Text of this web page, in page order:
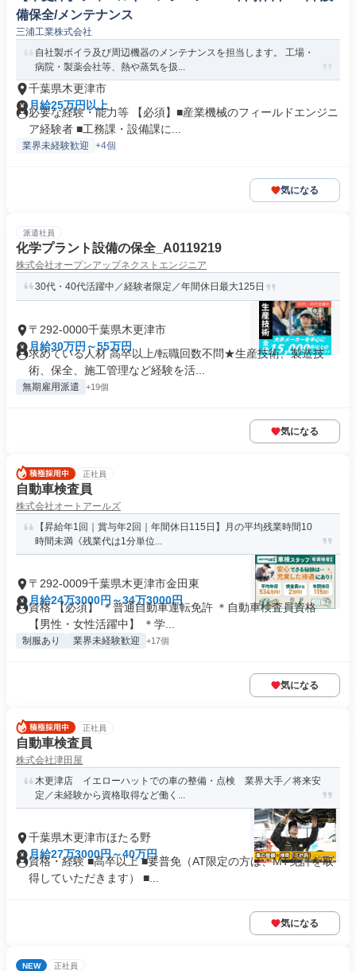
備保全/メンテナンス
三浦工業株式会社
自社製ボイラ及び周辺機器のメンテナンスを担当します。 工場・
病院・製薬会社等、熱や蒸気を扱...
千葉県木更津市
月給25万円以上
必要な経験・能力等 【必須】■産業機械のフィールドエンジニ
ア経験者 ■工務課・設備課に...
業界未経験歓迎 +4個
気になる
派遣社員
化学プラント設備の保全_A0119219
株式会社オープンアップネクストエンジニア
30代・40代活躍中／経験者限定／年間休日最大125日
〒292-0000千葉県木更津市
月給30万円～55万円
求めている人材 高卒以上/転職回数不問★生産技術、製造技
術、保全、施工管理など経験を活...
無期雇用派遣 +19個
気になる
正社員
自動車検査員
株式会社オートアールズ
【昇給年1回｜賞与年2回｜年間休日115日】月の平均残業時間10
時間未満《残業代は1分単位...
〒292-0009千葉県木更津市金田東
月給24万3000円～34万3000円
資格 【必須】 ＊普通自動車運転免許 ＊自動車検査員資格
【男性・女性活躍中】 ＊学...
制服あり 業界未経験歓迎 +17個
気になる
正社員
自動車検査員
株式会社津田屋
木更津店 イエローハットでの車の整備・点検 業界大手／将来安
定／未経験から資格取得など働く...
千葉県木更津市ほたる野
月給27万3000円～40万円
資格・経験 ■高卒以上 ■要普免（AT限定の方は、MT免許を取
得していただきます） ■...
気になる
NEW 正社員